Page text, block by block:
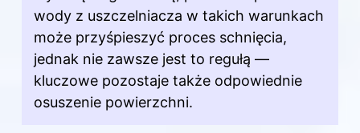
wody z uszczelniacza w takich warunkach
może przyśpieszyć proces schnięcia,
jednak nie zawsze jest to regułą —
kluczowe pozostaje także odpowiednie
osuszenie powierzchni.